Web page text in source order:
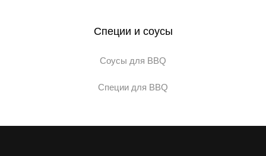
Специи и соусы
Соусы для BBQ
Специи для BBQ